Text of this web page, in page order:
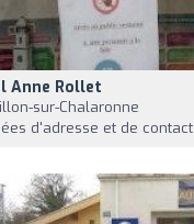
Anne Rollet
sur-Chalaronne
d'adresse et de contact